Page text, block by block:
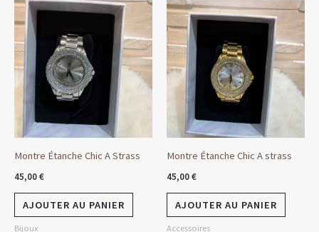
Montre Étanche Chic A Strass
45,00€
AJOUTER AU PANIER
Bijoux
Montre Étanche Chic A strass
45,00€
AJOUTER AU PANIER
Accessoires